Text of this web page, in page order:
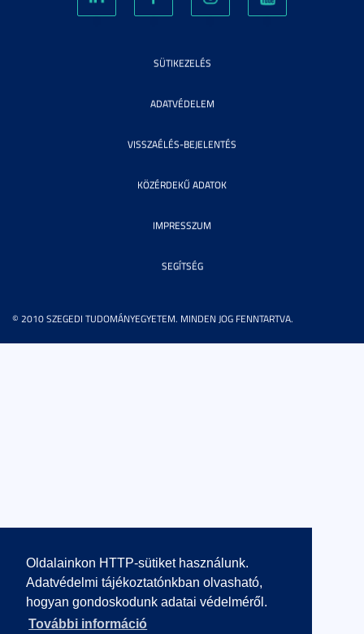
Oldalainkon HTTP-sütiket használunk.
Adatvédelmi tájékoztatónkban olvasható,
hogyan gondoskodunk adatai védelméről.
További információ
© 2010 SZEGEDI TUDOMÁNYEGYETEM. MINDEN JOG FENNTARTVA.
SÜTIKEZELÉS
ADATVÉDELEM
VISSZAÉLÉS-BEJELENTÉS
KÖZÉRDEKŰ ADATOK
IMPRESSZUM
SEGÍTSÉG